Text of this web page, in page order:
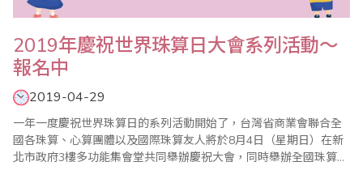
2019年慶祝世界珠算日大會系列活動～
報名中
2019-04-29
一年一度慶祝世界珠算日的系列活動開始了，台灣省商業會聯合全
國各珠算、心算團體以及國際珠算友人將於8月4日（星期日）在新
北市政府3樓多功能集會堂共同舉辦慶祝大會，同時舉辦全國珠算比